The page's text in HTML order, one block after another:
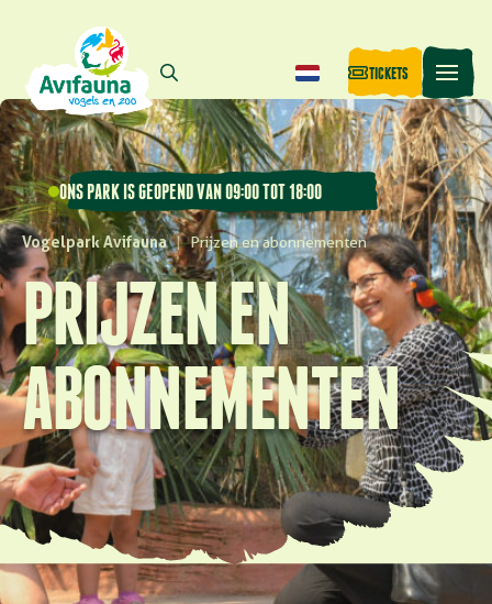
TICKETS
ONS PARK IS GEOPEND VAN 09:00 TOT 18:00
Vogelpark Avifauna | Prijzen en abonnementen
PRIJZEN EN
ABONNEMENTEN